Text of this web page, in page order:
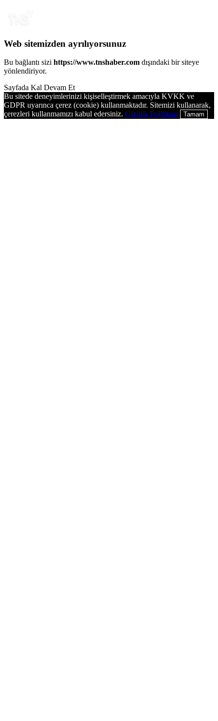
Web sitemizden ayrılıyorsunuz
Bu bağlantı sizi https://www.tnshaber.com dışındaki bir siteye
yönlendiriyor.
Sayfada Kal Devam Et
Bu sitede deneyimlerinizi kişiselleştirmek amacıyla KVKK ve
GDPR uyarınca çerez (cookie) kullanmaktadır. Sitemizi kullanarak,
çerezleri kullanmamızı kabul edersiniz. Gizlilik Politikası Tamam